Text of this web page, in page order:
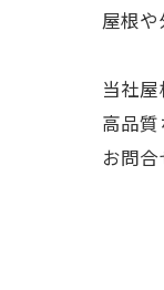
屋根
当社
高品
お問合